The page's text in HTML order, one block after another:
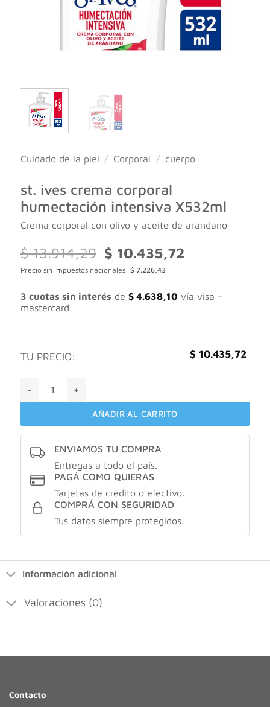
Cuidado de la piel / Corporal / cuerpo
st. ives crema corporal
humectación intensiva X532ml
Crema corporal con olivo y aceite de arándano
$13.914,29
El
precio
original
$ 13.914,29.
$ 10.435,72
$ 10.435,72.
Precio sin impuestos nacionales: $ 7.226,43
3 cuotas sin interés de $4.638,10 vía visa -
mastercard
TU PRECIO: $ 10.435,72
AÑADIR AL CARRITO
ENVIAMOS TU COMPRA
Entregas a todo el país.
PAGÁ COMO QUIERAS
Tarjetas de crédito o efectivo.
COMPRÁ CON SEGURIDAD
Tus datos siempre protegidos.
Información adicional
Valoraciones (0)
Contacto